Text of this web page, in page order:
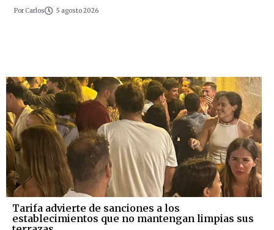
Por Carlos 5 agosto 2026
Tarifa advierte de sanciones a los
establecimientos que no mantengan limpias sus